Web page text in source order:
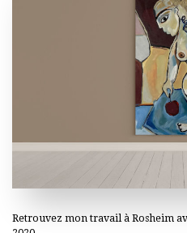
Retrouvez mon travail à Rosheim